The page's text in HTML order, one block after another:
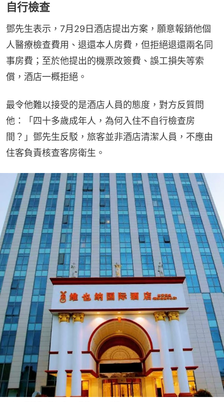
自行檢查
鄧先生表示，7月29日酒店提出方案，願意報銷他個
人醫療檢查費用、退還本人房費，但拒絕退還兩名同
事房費；至於他提出的機票改簽費、誤工損失等索
償，酒店一概拒絕。
最令他難以接受的是酒店人員的態度，對方反質問
他：「四十多歲成年人，為何入住不自行檢查房
間？」鄧先生反駁，旅客並非酒店清潔人員，不應由
住客負責核查客房衛生。